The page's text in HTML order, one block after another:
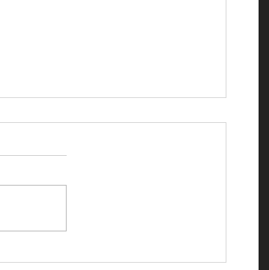
クラウンエステート透明断熱